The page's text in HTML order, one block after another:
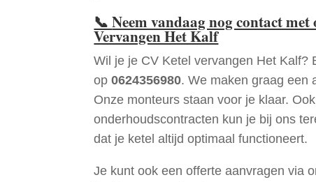
📞Neem vandaag nog contact
Vervangen Het Kalf
Wil je je CV Ketel vervangen Het Kalf?
op0624356980. We maken graag een
Onze monteurs staan voor je klaar.
onderhoudscontracten kun je bij ons
dat je ketel altijd optimaal functioneert.
Je kunt ook een offerte aanvragen via